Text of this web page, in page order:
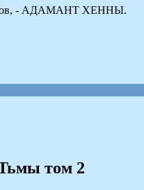
миров, - АДАМАНТ ХЕННЫ.
том 2